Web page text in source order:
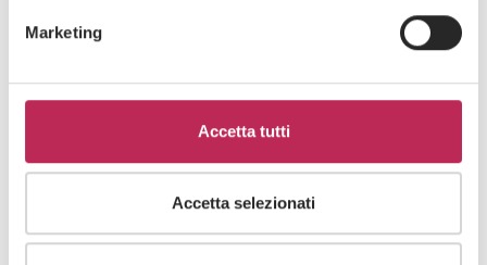
Marketing
Accetta tutti
Accetta selezionati
Cliccando su "iscriviti" dichiari di aver preso visione
dell'informativa della privacy